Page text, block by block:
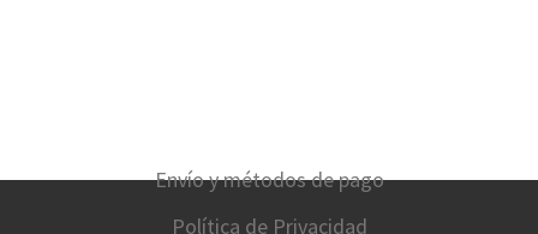
Envío y métodos de pago
Política de Privacidad